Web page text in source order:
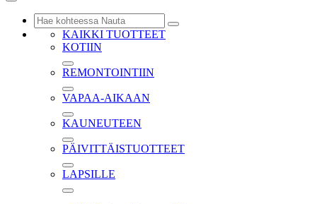
KAIKKI TUOTTEET
KOTIIN
REMONTOINTIIN
VAPAA-AIKAAN
KAUNEUTEEN
PÄIVITTÄISTUOTTEET
LAPSILLE